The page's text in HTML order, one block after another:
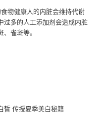
物健康人的内脏会维持代谢
过多的人工添加剂会造成内脏
雀斑等。
皙 传授夏季美白秘籍